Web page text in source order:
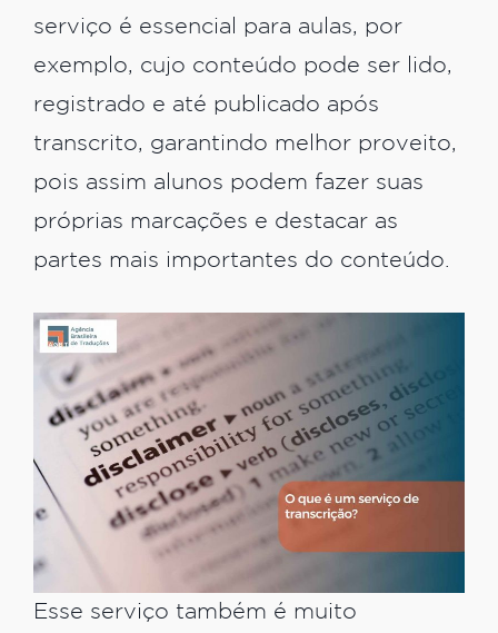
serviço é essencial para aulas, por
exemplo, cujo conteúdo pode ser lido,
registrado e até publicado após
transcrito, garantindo melhor proveito,
pois assim alunos podem fazer suas
próprias marcações e destacar as
partes mais importantes do conteúdo.
Esse serviço também é muito